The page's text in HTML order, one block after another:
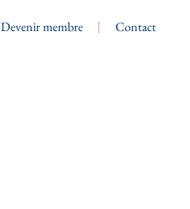
Devenir membre Contact